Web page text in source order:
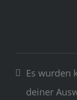
Es wurden
deiner